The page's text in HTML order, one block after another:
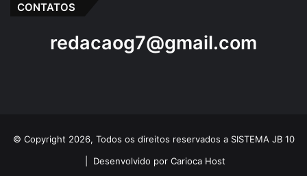
CONTATOS
redacaog7@gmail.com
© Copyright 2026, Todos os direitos reservados a SISTEMA JB 10
Desenvolvido por Carioca Host